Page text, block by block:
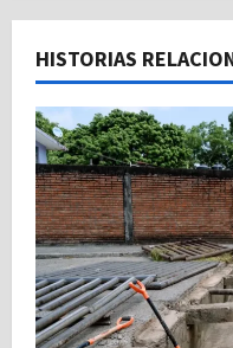
c
i
ó
n
d
e
e
HISTORIAS